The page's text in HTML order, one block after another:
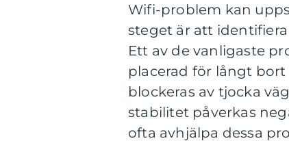
Wifi-problem kan
steget är att
Ett av de vanligaste
placerad för långt
blockeras av tjocka
stabilitet påverkas
ofta avhjälpa dessa